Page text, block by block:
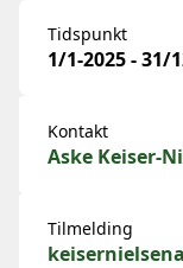
Tidspunkt
1/1-2025 - 31/
Kontakt
Aske Keiser-
Tilmelding